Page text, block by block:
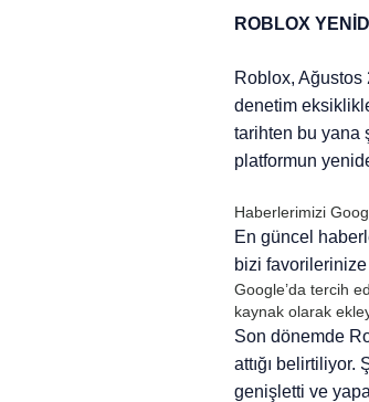
ROBLOX
Roblox, Ağustos
denetim
tarihten bu yana
platformun
Haberlerimizi
En güncel
bizi
Google’da tercih
kaynak olarak
Son dönemde
attığı belirtiliyor.
genişletti ve